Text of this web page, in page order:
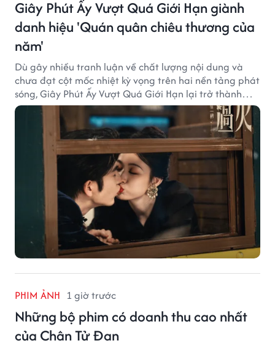
Giây Phút Ấy Vượt Quá Giới Hạn giành
danh hiệu 'Quán quân chiêu thương của
năm'
Dù gây nhiều tranh luận về chất lượng nội dung và
chưa đạt cột mốc nhiệt kỳ vọng trên hai nền tảng phát
sóng, Giây Phút Ấy Vượt Quá Giới Hạn lại trở thành
hiện tượng ở khía cạnh thương mại.
PHIM ẢNH 1 giờ trước
Những bộ phim có doanh thu cao nhất
của Chân Tử Đan